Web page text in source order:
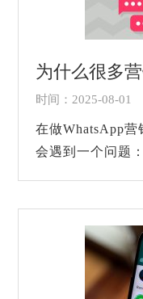
时间：2025-08-01
在做WhatsApp
会遇到一个问题